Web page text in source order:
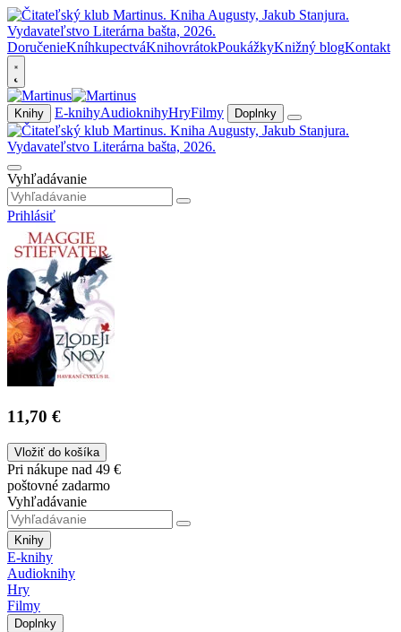
DoručenieKníhkupectváKnihovrátokPoukážkyKnižný blogKontakt
Knihy E-knihyAudioknihyHryFilmy Doplnky
Vyhľadávanie
Prihlásiť
11,70 €
Vložiť do košíka
Pri nákupe nad 49 €
poštovné zadarmo
Vyhľadávanie
Knihy
E-knihy
Audioknihy
Hry
Filmy
Doplnky